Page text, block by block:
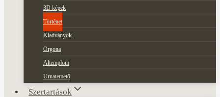
3D képek
Történet
Kiadványok
Orgona
Altemplom
Urnatemető
Szertartások